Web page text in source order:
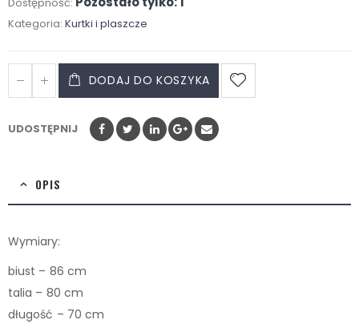
Kategoria: Kurtki i plaszcze
DODAJ DO KOSZYKA
UDOSTĘPNIJ
OPIS
Wymiary:
biust – 86 cm
talia – 80 cm
długość – 70 cm